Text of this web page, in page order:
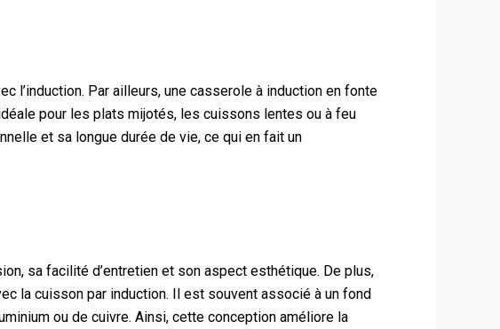
l’induction. Par ailleurs, une casserole à induction en fonte
pour les plats mijotés, les cuissons lentes ou à feu
et sa longue durée de vie, ce qui en fait un
sa facilité d’entretien et son aspect esthétique. De plus,
la cuisson par induction. Il est souvent associé à un fond
ou de cuivre. Ainsi, cette conception améliore la